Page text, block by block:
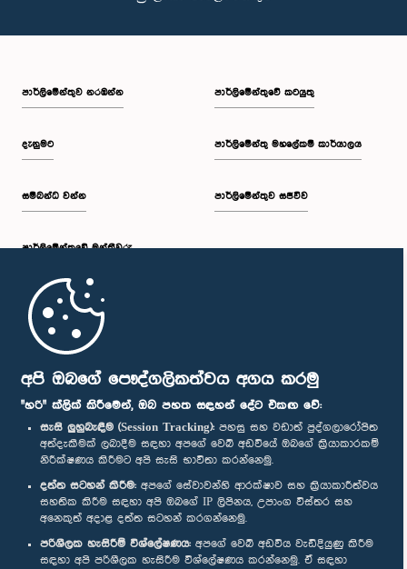
අපි ඔබගේ පෞද්ගලිකත්වය අගය කරමු
"හරි" ක්ලික් කිරීමෙන්, ඔබ පහත සඳහන් දේට එකඟ වේ:
සැසි ලුහුබැඳීම (Session Tracking): පහසු සහ වඩාත් පුද්ගලාරෝපිත
අත්දැකීමක් ලබාදීම සඳහා අපගේ වෙබ් අඩවියේ ඔබගේ ක්‍රියාකාරකම්
නිරීක්ෂණය කිරීමට අපි සැසි භාවිතා කරන්නෙමු.
දත්ත සටහන් කිරීම: අපගේ සේවාවන්හි ආරක්ෂාව සහ ක්‍රියාකාරීත්වය
සහතික කිරීම සඳහා අපි ඔබගේ IP ලිපිනය, උපාංග විස්තර සහ
අනෙකුත් අදාළ දත්ත සටහන් කරගන්නෙමු.
පරිශීලක හැසිරීම් විශ්ලේෂණය: අපගේ වෙබ් අඩවිය වැඩිදියුණු කිරීම
සඳහා අපි පරිශීලක හැසිරීම විශ්ලේෂණය කරන්නෙමු. ඒ සඳහා
පාර්ලි‌මේන්තුව නරඹන්න
දැනුමට
සම්බන්ධ වන්න
පාර්ලි‌මේන්තුවේ මන්ත්‍රීවරු
මුල් පිටුව
පාර්ලිමේන්තුවේ කටයුතු
පාර්ලිමේන්තු මහලේකම් කාර්යාලය
පාර්ලිමේන්තුව සජීවීව
පාර්ලිමේන්තු ජංගම යෙදුම
අප හා සම්බන්ධ වී සිටින්න :
සම්මාන